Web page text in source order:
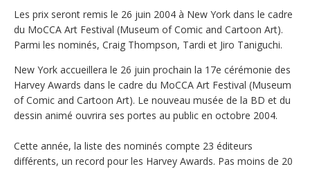
Les prix seront remis le 26 juin 2004 à New York dans le cadre
du MoCCA Art Festival (Museum of Comic and Cartoon Art).
Parmi les nominés, Craig Thompson, Tardi et Jiro Taniguchi.
New York accueillera le 26 juin prochain la 17e cérémonie des
Harvey Awards dans le cadre du MoCCA Art Festival (Museum
of Comic and Cartoon Art). Le nouveau musée de la BD et du
dessin animé ouvrira ses portes au public en octobre 2004.
Cette année, la liste des nominés compte 23 éditeurs
différents, un record pour les Harvey Awards. Pas moins de 20